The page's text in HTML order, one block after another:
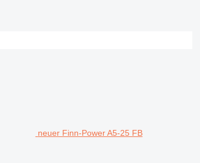
neuer Finn-Power A5-25 FB